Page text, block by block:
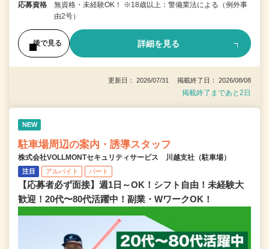
応募資格
無資格・未経験OK！ ※18歳以上：警備業法による（例外事
由2号）
後で見る 詳細を見る
更新日： 2026/07/31 掲載終了日： 2026/08/08
掲載終了まであと2日
NEW
駐車場周辺の案内・誘導スタッフ
株式会社VOLLMONTセキュリティサービス 川越支社（駐車場）
注目 アルバイト パート
【応募者必ず面接】週1日～OK！シフト自由！未経験大
歓迎！20代〜80代活躍中！副業・WワークOK！